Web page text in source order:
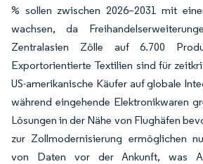
% sollen zwischen 2026–2031 mit
wachsen, da
Zentralasien Zölle auf 6.700
Exportorientierte Textilien sind für
US-amerikanische Käufer auf globale
während eingehende Elektronikwaren
Lösungen in der Nähe von Flughäfen
zur Zollmodernisierung ermöglichen
von Daten vor der Ankunft, was